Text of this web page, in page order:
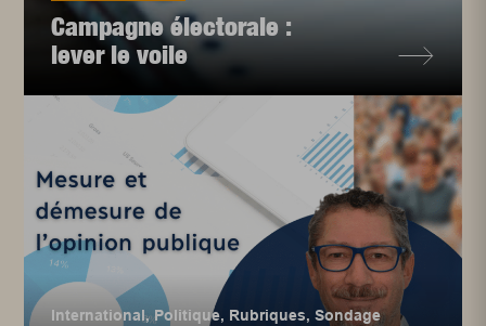
Campagne électorale :
lever le voile
International,Politique, Rubriques,Sondage